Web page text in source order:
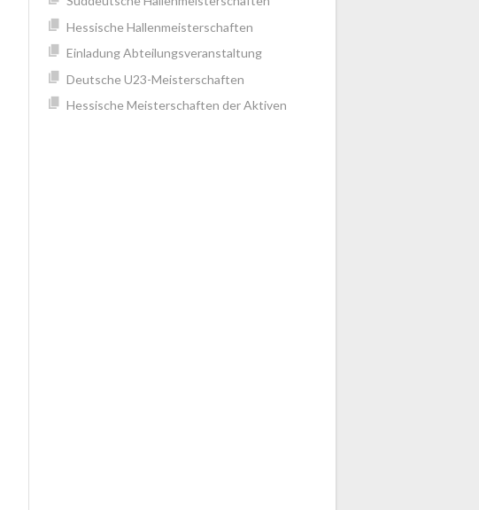
Hessische Hallenmeisterschaften
Einladung Abteilungsveranstaltung
Deutsche U23-Meisterschaften
Hessische Meisterschaften der Aktiven